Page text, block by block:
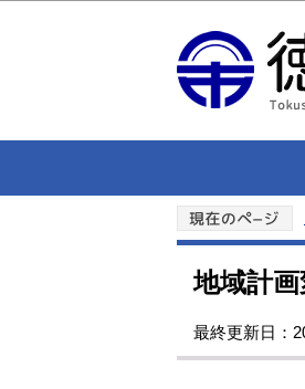
地域計
最終更新日：